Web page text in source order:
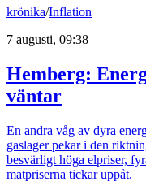
krönika/Inflation
7 augusti, 09:38
Hemberg:
väntar
En andra våg av dyra
gaslager pekar i den
besvärligt höga elpriser,
matpriserna tickar uppåt.